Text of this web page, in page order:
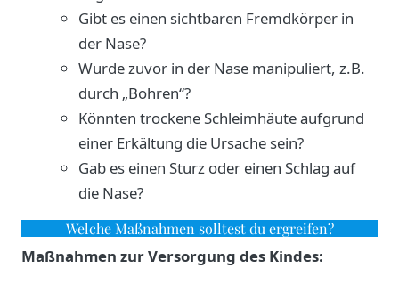
Gibt es einen sichtbaren Fremdkörper in
der Nase?
Wurde zuvor in der Nase manipuliert, z.B.
durch „Bohren“?
Könnten trockene Schleimhäute aufgrund
einer Erkältung die Ursache sein?
Gab es einen Sturz oder einen Schlag auf
die Nase?
Welche Maßnahmen solltest du ergreifen?
Maßnahmen zur Versorgung des Kindes: